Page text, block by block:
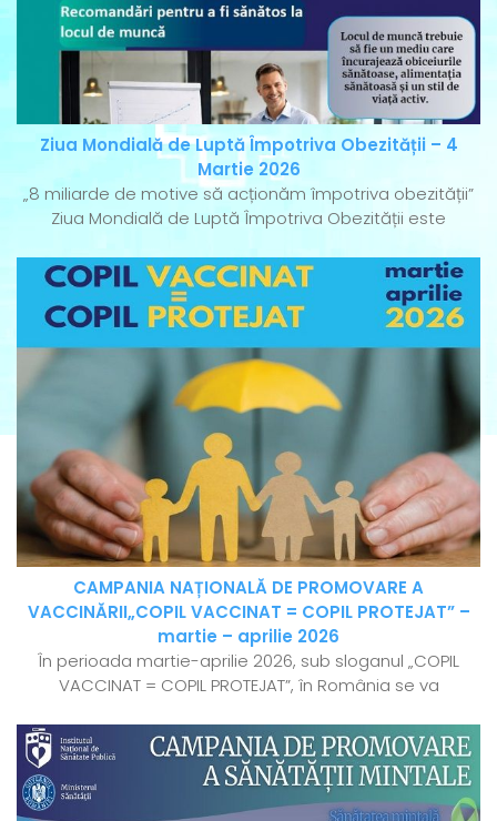
Ziua Mondială de Luptă Împotriva Obezității – 4
Martie 2026
„8 miliarde de motive să acționăm împotriva obezității”
Ziua Mondială de Luptă Împotriva Obezității este
CAMPANIA NAȚIONALĂ DE PROMOVARE A
VACCINĂRII„COPIL VACCINAT = COPIL PROTEJAT” –
martie – aprilie 2026
În perioada martie-aprilie 2026, sub sloganul „COPIL
VACCINAT = COPIL PROTEJAT”, în România se va